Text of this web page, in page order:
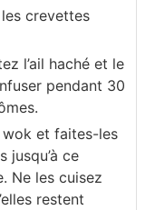
crevettes
l’ail haché et le
pendant 30
wok et faites-les
jusqu’à ce
Ne les cuisez
restent